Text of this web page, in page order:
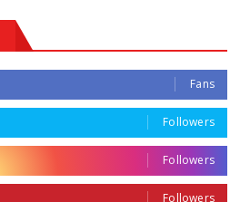
Fans
Followers
Followers
Followers